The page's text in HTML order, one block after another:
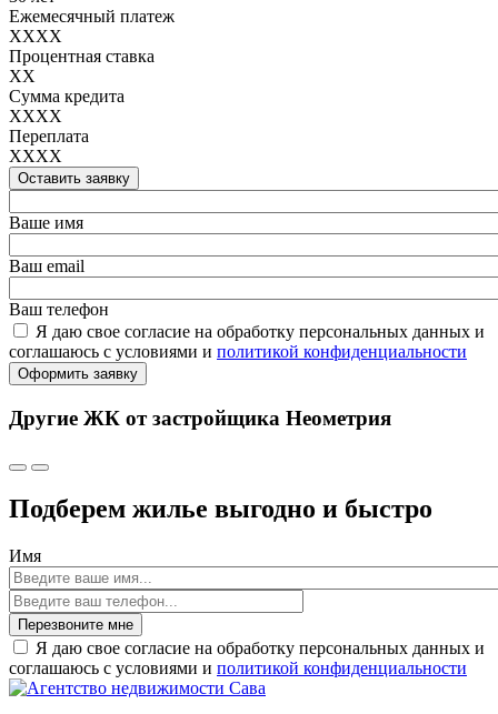
Ежемесячный платеж
XXXX
Процентная ставка
XX
Сумма кредита
XXXX
Переплата
XXXX
Оставить заявку
Ваше имя
Ваш email
Ваш телефон
Я даю свое согласие на обработку персональных данных и
соглашаюсь с условиями и политикой конфиденциальности
Оформить заявку
Другие ЖК от застройщика Неометрия
Подберем жилье выгодно и быстро
Имя
Перезвоните мне
Я даю свое согласие на обработку персональных данных и
соглашаюсь с условиями и политикой конфиденциальности